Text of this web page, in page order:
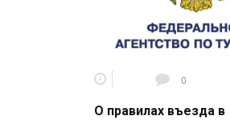
0
О правилах въезда в